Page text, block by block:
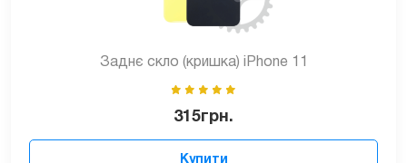
Заднє скло (кришка) iPhone 11
315грн.
Купити